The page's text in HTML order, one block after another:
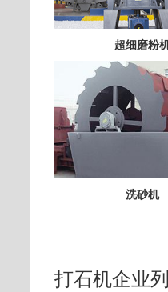
超细磨粉
洗砂机
打石机企业